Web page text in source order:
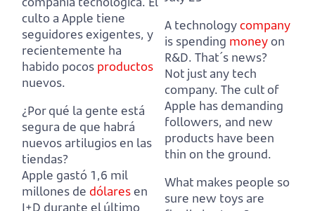
culto a Apple tiene
seguidores exigentes, y
recientemente ha
habido pocos productos
nuevos.
¿Por qué la gente está
segura de que habrá
nuevos artilugios en las
tiendas?
Apple gastó 1,6 mil
millones de dólaresen
I+D durante el último
A technologycompany
is spending moneyon
R&D. That´s news?
Not just any tech
company. The cult of
Apple has demanding
followers, and new
products have been
thin on the ground.
What makes people so
sure new toys are